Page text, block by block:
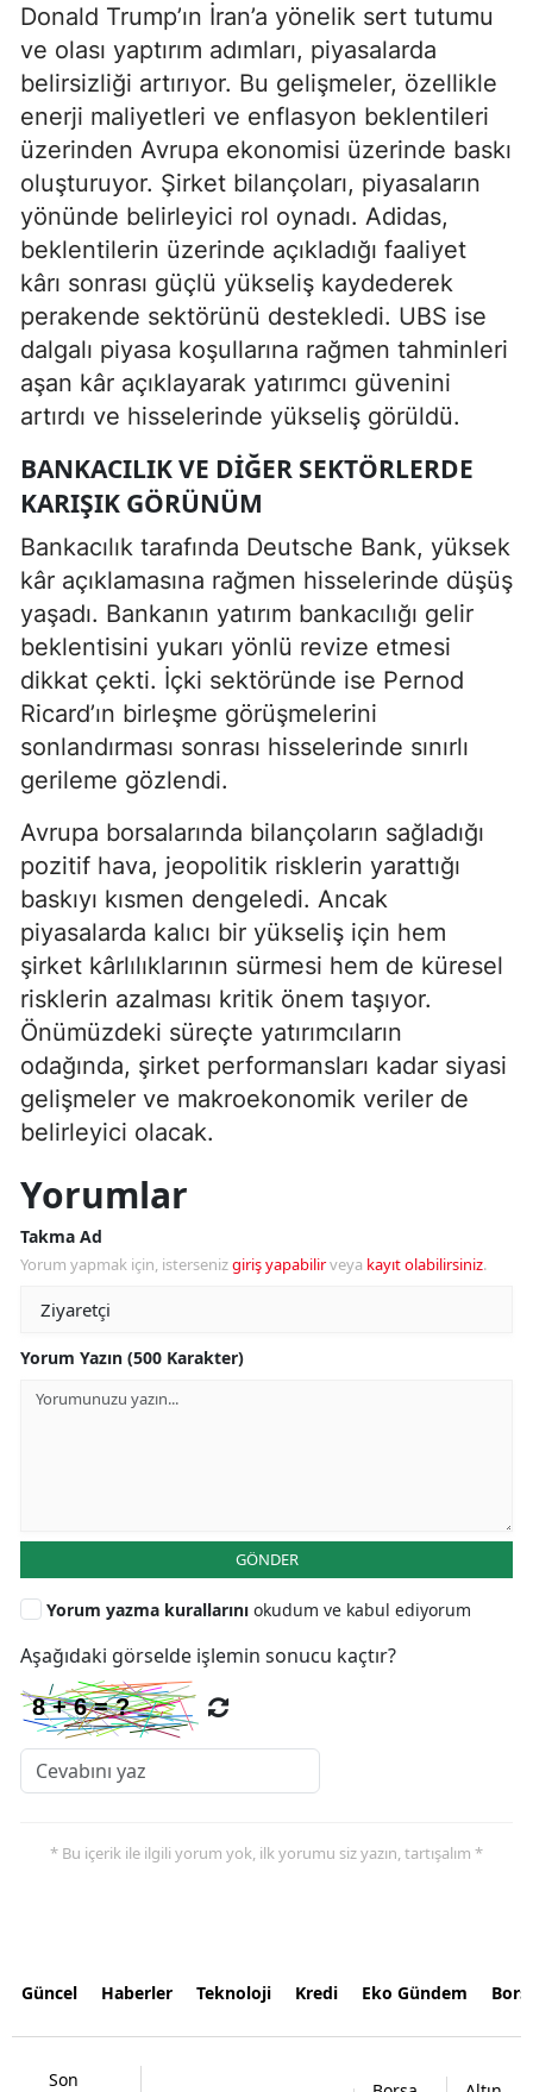
Donald Trump’ın İran’a yönelik sert tutumu
ve olası yaptırım adımları, piyasalarda
belirsizliği artırıyor. Bu gelişmeler, özellikle
enerji maliyetleri ve enflasyon beklentileri
üzerinden Avrupa ekonomisi üzerinde baskı
oluşturuyor. Şirket bilançoları, piyasaların
yönünde belirleyici rol oynadı. Adidas,
beklentilerin üzerinde açıkladığı faaliyet
kârı sonrası güçlü yükseliş kaydederek
perakende sektörünü destekledi. UBS ise
dalgalı piyasa koşullarına rağmen tahminleri
aşan kâr açıklayarak yatırımcı güvenini
artırdı ve hisselerinde yükseliş görüldü.
BANKACILIK VE DIĞER SEKTÖRLERDE
KARIŞIK GÖRÜNÜM
Bankacılık tarafında Deutsche Bank, yüksek
kâr açıklamasına rağmen hisselerinde düşüş
yaşadı. Bankanın yatırım bankacılığı gelir
beklentisini yukarı yönlü revize etmesi
dikkat çekti. İçki sektöründe ise Pernod
Ricard’ın birleşme görüşmelerini
sonlandırması sonrası hisselerinde sınırlı
gerileme gözlendi.
Avrupa borsalarında bilançoların sağladığı
pozitif hava, jeopolitik risklerin yarattığı
baskıyı kısmen dengeledi. Ancak
piyasalarda kalıcı bir yükseliş için hem
şirket kârlılıklarının sürmesi hem de küresel
risklerin azalması kritik önem taşıyor.
Önümüzdeki süreçte yatırımcıların
odağında, şirket performansları kadar siyasi
gelişmeler ve makroekonomik veriler de
belirleyici olacak.
Yorumlar
Takma Ad
Yorum yapmak için, istersenizgiriş yapabilirveya kayıt olabilirsiniz.
Yorum Yazın (500 Karakter)
GÖNDER
Yorum yazma kurallarını okudum ve kabul ediyorum
Aşağıdaki görselde işlemin sonucu kaçtır?
* Bu içerik ile ilgili yorum yok, ilk yorumu siz yazın, tartışalım *
Güncel Haberler Teknoloji Kredi Eko Gündem
Son